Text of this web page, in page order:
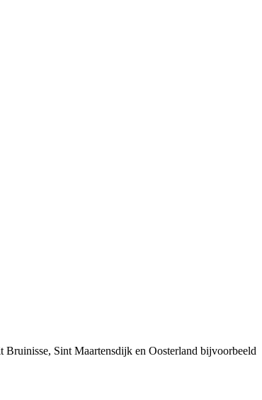
Sint Maartensdijk en Oosterland bijvoorbeeld